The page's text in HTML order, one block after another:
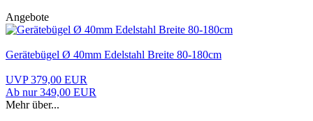
Angebote
Gerätebügel Ø 40mm Edelstahl Breite 80-180cm
UVP 379,00 EUR
Ab nur 349,00 EUR
Mehr über...